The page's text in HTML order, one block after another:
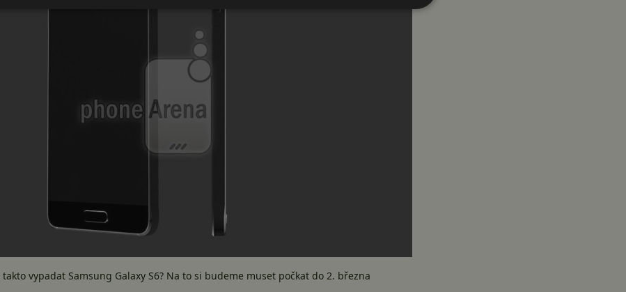
vypadat Samsung Galaxy S6? Na to si budeme muset počkat do 2. března